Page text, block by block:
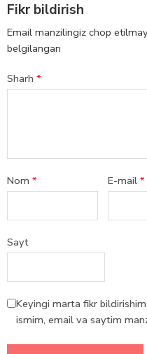
Fikr bildirish
Email manzilingiz chop
belgilangan
Sharh *
Nom * E-mail*
Sayt
Keyingi marta fikr
ismim, email va saytim